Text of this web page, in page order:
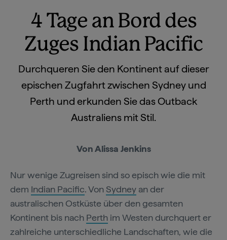
4 Tage an Bord des
Zuges Indian Pacific
Durchqueren Sie den Kontinent auf dieser
epischen Zugfahrt zwischen Sydney und
Perth und erkunden Sie das Outback
Australiens mit Stil.
Von Alissa Jenkins
Nur wenige Zugreisen sind so episch wie die mit
dem Indian Pacific. VonSydney an der
australischen Ostküste über den gesamten
Kontinent bis nach Perth im Westen durchquert er
zahlreiche unterschiedliche Landschaften, wie die